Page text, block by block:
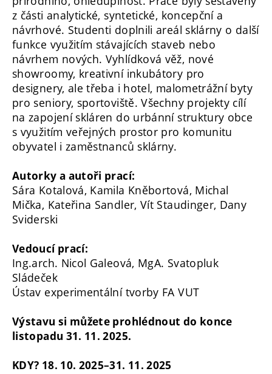
z části analytické, syntetické, koncepční a
návrhové. Studenti doplnili areál sklárny o další
funkce využitím stávajících staveb nebo
návrhem nových. Vyhlídková věž, nové
showroomy, kreativní inkubátory pro
designery, ale třeba i hotel, malometrážní byty
pro seniory, sportoviště. Všechny projekty cílí
na zapojení skláren do urbánní struktury obce
s využitím veřejných prostor pro komunitu
obyvatel i zaměstnanců sklárny.
Autorky a autoři prací:
Sára Kotalová, Kamila Kněbortová, Michal
Mička, Kateřina Sandler, Vít Staudinger, Dany
Sviderski
Vedoucí prací:
Ing.arch. Nicol Galeová, MgA. Svatopluk
Sládeček
Ústav experimentální tvorby FA VUT
Výstavu si můžete prohlédnout do konce
listopadu 31. 11. 2025.
KDY? 18. 10. 2025–31. 11. 2025